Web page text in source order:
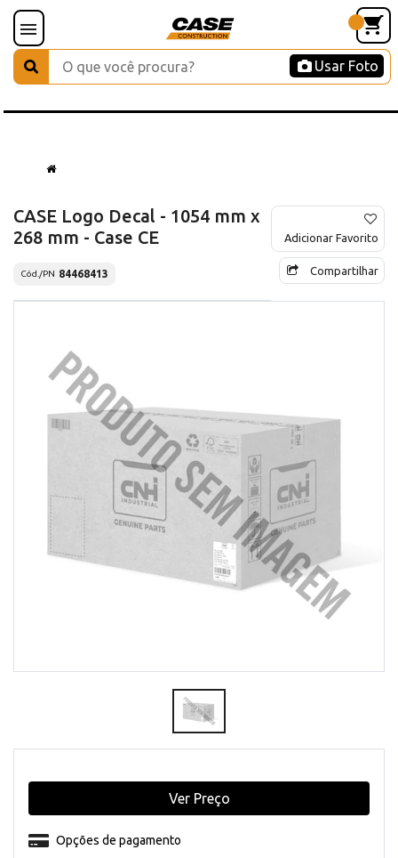
Usar Foto
CASE Logo Decal - 1054 mm x
268 mm - Case CE
Cód./PN 84468413
Adicionar Favorito
Compartilhar
Opções de pagamento
Ver Preço